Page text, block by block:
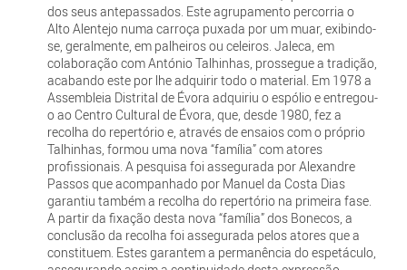
dos seus antepassados. Este agrupamento percorria o
Alto Alentejo numa carroça puxada por um muar, exibindo-
se, geralmente, em palheiros ou celeiros. Jaleca, em
colaboração com António Talhinhas, prossegue a tradição,
acabando este por lhe adquirir todo o material. Em 1978 a
Assembleia Distrital de Évora adquiriu o espólio e entregou-
o ao Centro Cultural de Évora, que, desde 1980, fez a
recolha do repertório e, através de ensaios com o próprio
Talhinhas, formou uma nova “família” com atores
profissionais. A pesquisa foi assegurada por Alexandre
Passos que acompanhado por Manuel da Costa Dias
garantiu também a recolha do repertório na primeira fase.
A partir da fixação desta nova “família” dos Bonecos, a
conclusão da recolha foi assegurada pelos atores que a
constituem. Estes garantem a permanência do espetáculo,